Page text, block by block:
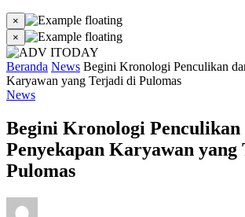
×
×
Beranda News Begini Kronologi Penculikan
Karyawan yang Terjadi di Pulomas
News
Begini Kronologi Penculikan
Penyekapan Karyawan
Pulomas